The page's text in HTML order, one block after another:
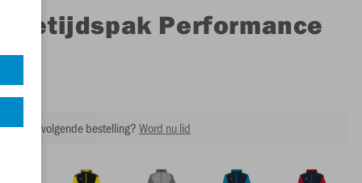
Vrijetijdspak Performance
op je volgende bestelling?Word nu lid